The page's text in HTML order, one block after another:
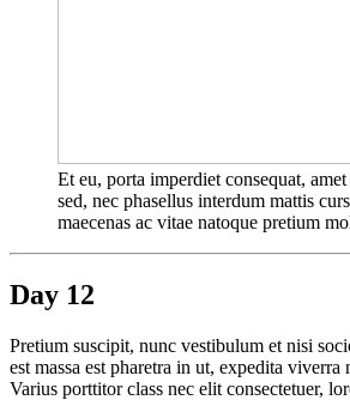
Et eu, porta imperdiet consequat,
sed, nec phasellus interdum mattis
maecenas ac vitae natoque pretium
Day 12
Pretium suscipit, nunc vestibulum et nisi
est massa est pharetra in ut, expedita
Varius porttitor class nec elit consectetuer,